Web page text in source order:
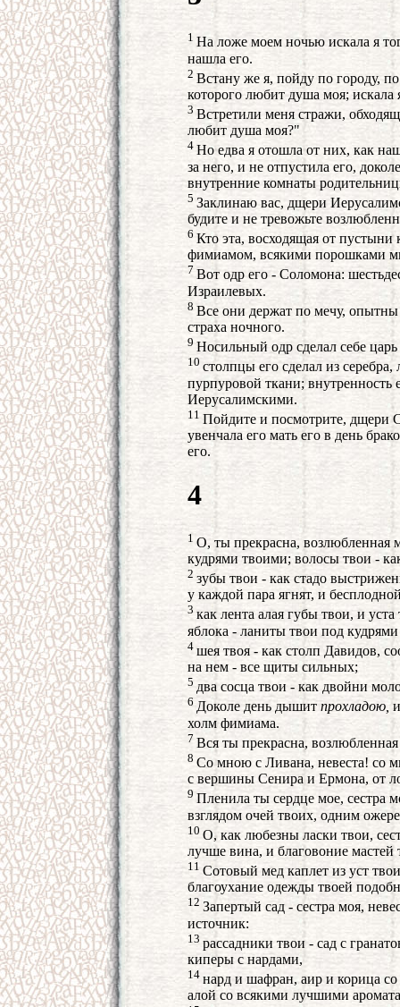
1 На ложе моем ночью искала я
нашла его.
2 Встану же я, пойду по городу,
которого любит душа моя; искала
3 Встретили меня стражи,
любит душа моя?"
4 Но едва я отошла от них, как
за него, и не отпустила его,
внутренние комнаты
5 Заклинаю вас, дщери
будите и не тревожьте
6 Кто эта, восходящая от
фимиамом, всякими порошками
7 Вот одр его - Соломона:
Израилевых.
8 Все они держат по мечу,
страха ночного.
9 Носильный одр сделал себе
10 столпцы его сделал из
пурпуровой ткани;
Иерусалимскими.
11 Пойдите и посмотрите, дщери
увенчала его мать его в день
его.
4
1 О, ты прекрасна, возлюбленная
кудрями твоими; волосы твои -
2 зубы твои - как стадо
у каждой пара ягнят, и
3 как лента алая губы твои, и
яблока - ланиты твои под
4 шея твоя - как столп Давидов,
на нем - все щиты сильных;
5 два сосца твои - как двойни
6 Доколе день дышит прохладою,
холм фимиама.
7 Вся ты прекрасна,
8 Со мною с Ливана, невеста!
с вершины Сенира и Ермона, от
9 Пленила ты сердце мое, сестра
взглядом очей твоих, одним
10 О, как любезны ласки твои,
лучше вина, и благовоние мастей
11 Сотовый мед каплет из уст
благоухание одежды твоей
12 Запертый сад - сестра моя,
источник:
13 рассадники твои - сад с
киперы с нардами,
14 нард и шафран, аир и корица
алой со всякими лучшими